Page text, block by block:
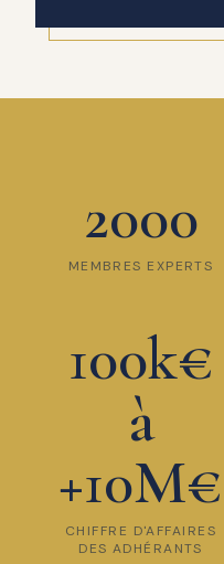
2000
MEMBRES EXPERTS
100k€
à
+10M€
CHIFFRE D'AFFAIRES
DES ADHÉRANTS